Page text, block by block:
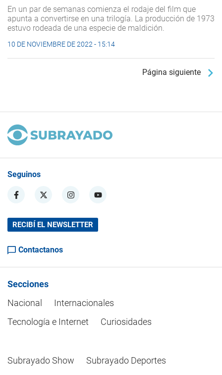
En un par de semanas comienza el rodaje del film que
apunta a convertirse en una trilogía. La producción de 1973
estuvo rodeada de una especie de maldición.
10 DE NOVIEMBRE DE 2022 - 15:14
Página siguiente
Seguinos
RECIBÍ EL NEWSLETTER
Contactanos
Secciones
Nacional
Internacionales
Tecnología e Internet
Curiosidades
Subrayado Show Subrayado Deportes